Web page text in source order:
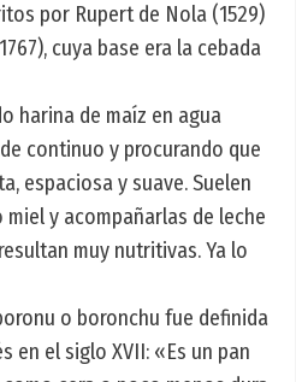
por Rupert de Nola (1529)
cuya base era la cebada
harina de maíz en agua
continuo y procurando que
espaciosa y suave. Suelen
y acompañarlas de leche
muy nutritivas. Ya lo
o boronchu fue definida
en el siglo XVII: «Es un pan